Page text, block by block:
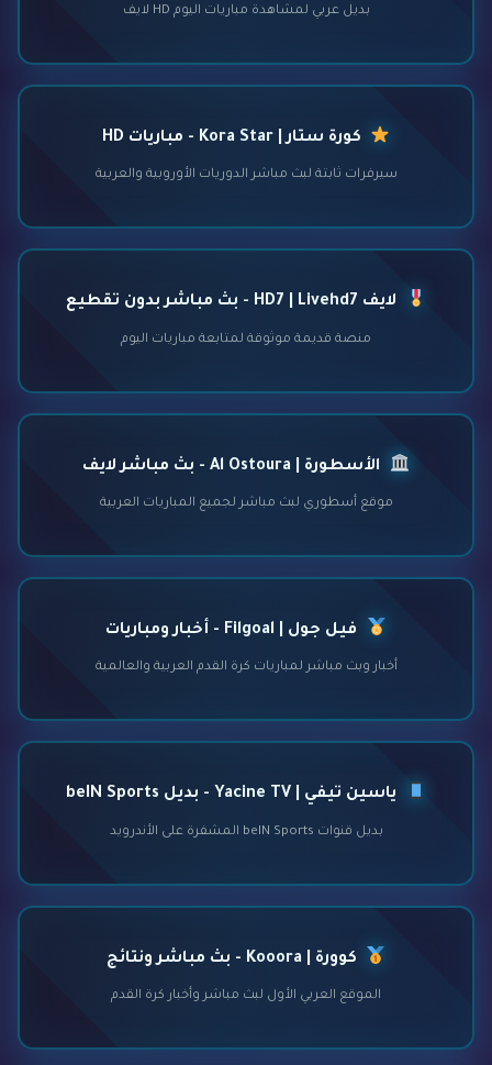
بديل عربي لمشاهدة مباريات اليوم HD لايف
كورة ستار | Kora Star - مباريات HD
سيرفرات ثابتة لبث مباشر الدوريات الأوروبية والعربية
لايف HD7 | Livehd7 - بث مباشر بدون تقطيع
منصة قديمة موثوقة لمتابعة مباريات اليوم
الأسطورة | Al Ostoura - بث مباشر لايف
موقع أسطوري لبث مباشر لجميع المباريات العربية
فيل جول | Filgoal - أخبار ومباريات
أخبار وبث مباشر لمباريات كرة القدم العربية والعالمية
ياسين تيفي | Yacine TV - بديل beIN Sports
بديل قنوات beIN Sports المشفرة على الأندرويد
كوورة | Kooora - بث مباشر ونتائج
الموقع العربي الأول لبث مباشر وأخبار كرة القدم